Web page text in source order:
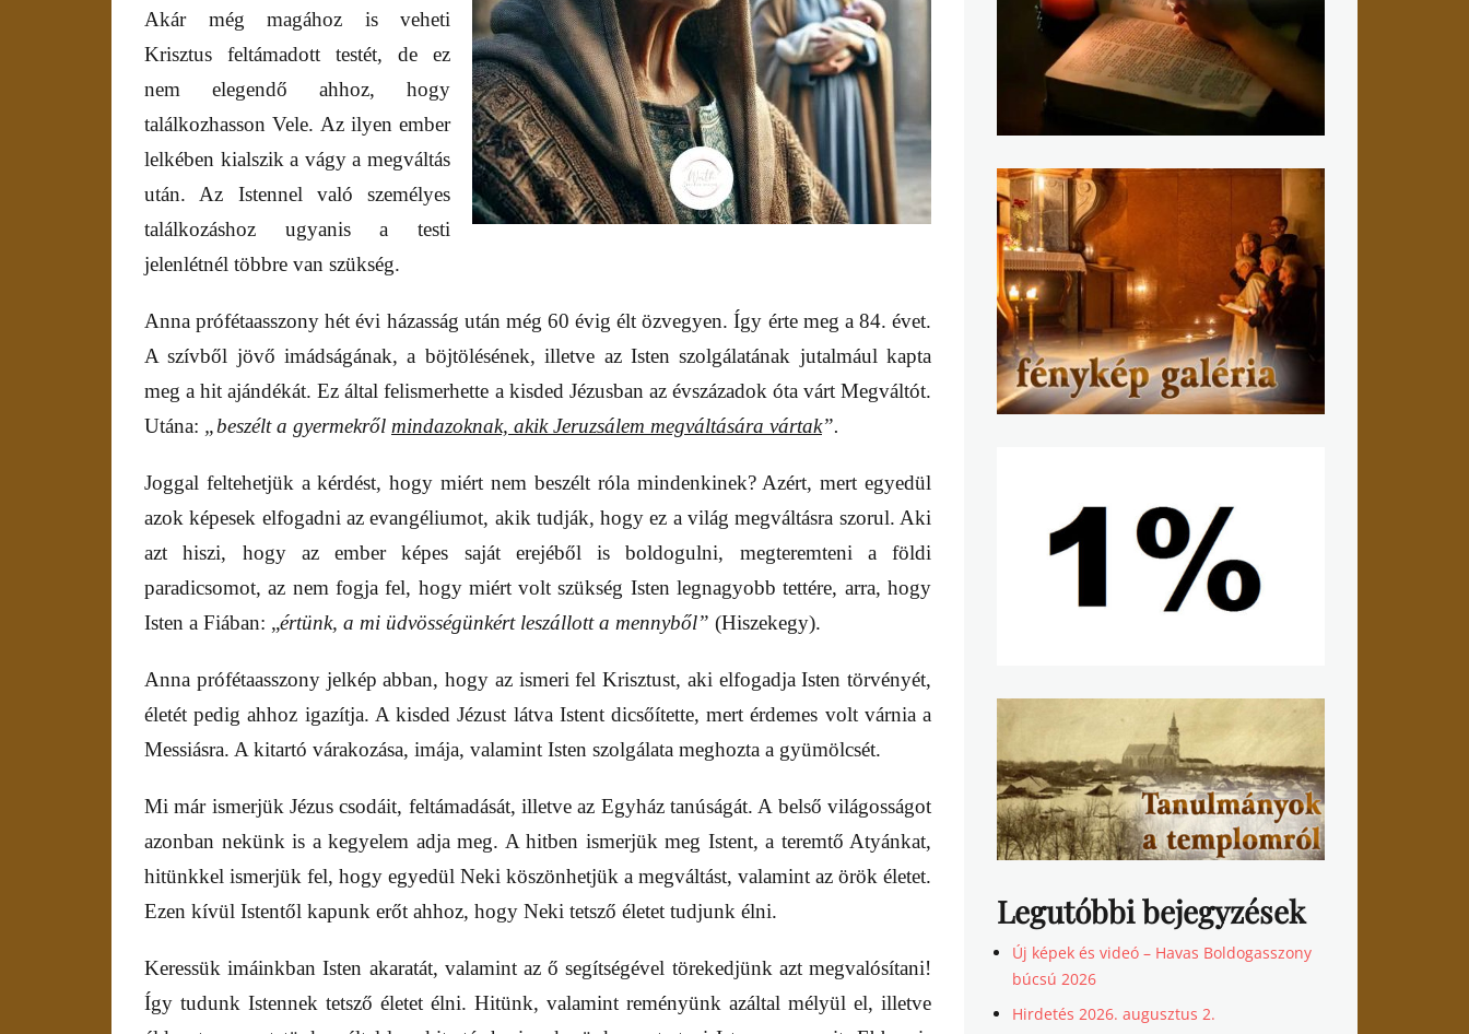
Akár még magához is veheti
Krisztus feltámadott testét, de ez
nem elegendő ahhoz, hogy
találkozhasson Vele. Az ilyen ember
lelkében kialszik a vágy a megváltás
után. Az Istennel való személyes
találkozáshoz ugyanis a testi
jelenlétnél többre van szükség.
Anna prófétaasszony hét évi házasság után még 60 évig élt özvegyen. Így érte meg a 84. évet.
A szívből jövő imádságának, a böjtölésének, illetve az Isten szolgálatának jutalmául kapta
meg a hit ajándékát. Ez által felismerhette a kisded Jézusban az évszázadok óta várt Megváltót.
Utána: „beszélt a gyermekről mindazoknak, akik Jeruzsálem megváltására vártak”.
Joggal feltehetjük a kérdést, hogy miért nem beszélt róla mindenkinek? Azért, mert egyedül
azok képesek elfogadni az evangéliumot, akik tudják, hogy ez a világ megváltásra szorul. Aki
azt hiszi, hogy az ember képes saját erejéből is boldogulni, megteremteni a földi
paradicsomot, az nem fogja fel, hogy miért volt szükség Isten legnagyobb tettére, arra, hogy
Isten a Fiában: „értünk, a mi üdvösségünkért leszállott a mennyből” (Hiszekegy).
Anna prófétaasszony jelkép abban, hogy az ismeri fel Krisztust, aki elfogadja Isten törvényét,
életét pedig ahhoz igazítja. A kisded Jézust látva Istent dicsőítette, mert érdemes volt várnia a
Messiásra. A kitartó várakozása, imája, valamint Isten szolgálata meghozta a gyümölcsét.
Mi már ismerjük Jézus csodáit, feltámadását, illetve az Egyház tanúságát. A belső világosságot
azonban nekünk is a kegyelem adja meg. A hitben ismerjük meg Istent, a teremtő Atyánkat,
hitünkkel ismerjük fel, hogy egyedül Neki köszönhetjük a megváltást, valamint az örök életet.
Ezen kívül Istentől kapunk erőt ahhoz, hogy Neki tetsző életet tudjunk élni.
Keressük imáinkban Isten akaratát, valamint az ő segítségével törekedjünk azt megvalósítani!
Így tudunk Istennek tetsző életet élni. Hitünk, valamint reményünk azáltal mélyül el, illetve
Legutóbbi bejegyzések
Új képek és videó – Havas Boldogasszony
búcsú 2026
Hirdetés 2026. augusztus 2.